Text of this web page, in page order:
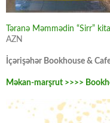
Təranə Məmmədin “Sirr”
AZN
İçərişəhər Bookhouse &
Məkan-marşrut >>>>